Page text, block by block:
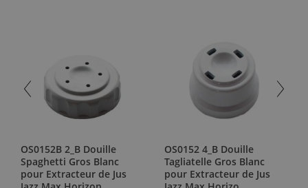
OS0152B 2_B Douille
Spaghetti Gros Blanc
pour Extracteur de Jus
OS0152 4_B Douille
Tagliatelle Gros Blanc
pour Extracteur de Jus